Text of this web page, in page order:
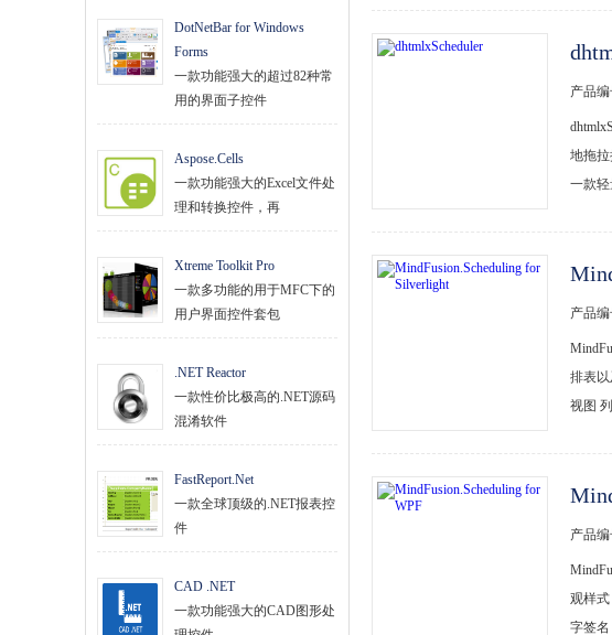
DotNetBar for Windows
Forms
一款功能强大的超过82种常
用的界面子控件
Aspose.Cells
一款功能强大的Excel文件处
理和转换控件，再
Xtreme Toolkit Pro
一款多功能的用于MFC下的
用户界面控件套包
.NET Reactor
一款性价比极高的.NET源码
混淆软件
FastReport.Net
一款全球顶级的.NET报表控
件
CAD .NET
一款功能强大的CAD图形处
产品
地拖拉
一款
产品
排表
视图
产品
观样
字签